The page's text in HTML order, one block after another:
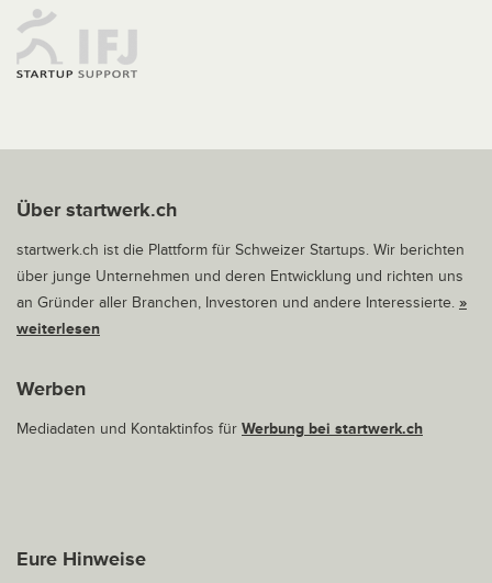
Über startwerk.ch
startwerk.ch ist die Plattform für Schweizer Startups. Wir berichten
über junge Unternehmen und deren Entwicklung und richten uns
an Gründer aller Branchen, Investoren und andere Interessierte. »
weiterlesen
Werben
Mediadaten und Kontaktinfos für Werbung bei startwerk.ch
Eure Hinweise